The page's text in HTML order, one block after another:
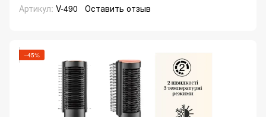
Артикул: V-490 Оставить отзыв
−45%